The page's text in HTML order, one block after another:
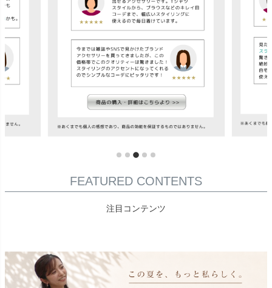
FEATURED CONTENTS
注目コンテンツ